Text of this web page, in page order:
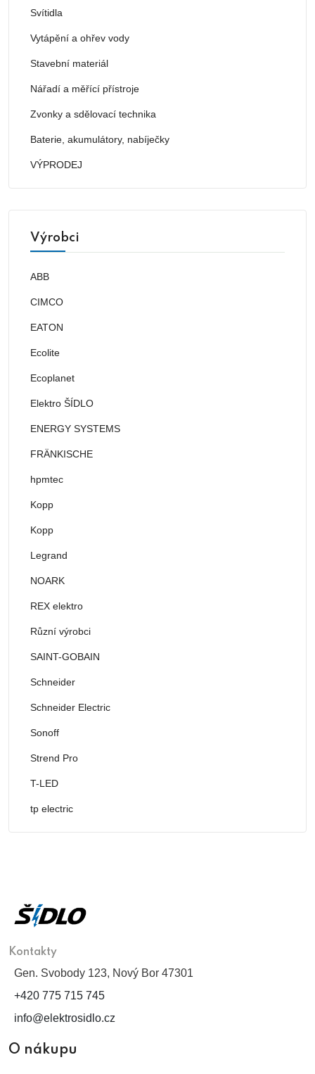
Svítidla
Vytápění a ohřev vody
Stavební materiál
Nářadí a měřící přístroje
Zvonky a sdělovací technika
Baterie, akumulátory, nabíječky
VÝPRODEJ
Výrobci
ABB
CIMCO
EATON
Ecolite
Ecoplanet
Elektro ŠÍDLO
ENERGY SYSTEMS
FRÄNKISCHE
hpmtec
Kopp
Kopp
Legrand
NOARK
REX elektro
Různí výrobci
SAINT-GOBAIN
Schneider
Schneider Electric
Sonoff
Strend Pro
T-LED
tp electric
Kontakty
Gen. Svobody 123, Nový Bor 47301
+420 775 715 745
info@elektrosidlo.cz
O nákupu